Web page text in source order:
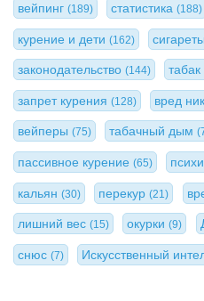
вейпинг (189) статистика(188)
курение и дети (162)
законодательство (144) табак
запрет курения (128) вред
вейперы (75) табачный дым
пассивное курение (65)
кальян (30) перекур(21)
лишний вес (15) окурки(9)
снюс (7) Искусственный